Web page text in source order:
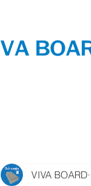
VIVA BOARD